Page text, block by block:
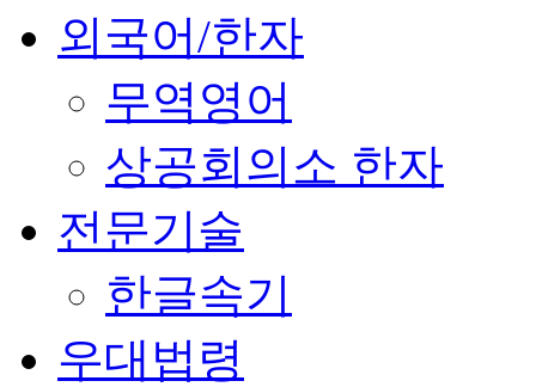
외국어/한자
무역영어
상공회의소 한자
전문기술
한글속기
우대법령